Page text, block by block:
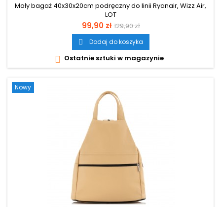
Mały bagaż 40x30x20cm podręczny do linii Ryanair, Wizz Air,
LOT
Cena
99,90 zł Cena
podstawowa
129,90 zł
 Dodaj do koszyka
 Ostatnie sztuki w magazynie
Nowy